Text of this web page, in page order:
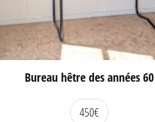
Bureau hêtre des années 60
450€